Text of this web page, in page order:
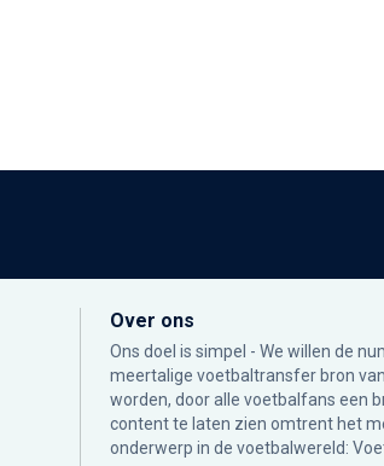
Over ons
Ons doel is simpel - We willen de
meertalige voetbaltransfer bron
worden, door alle voetbalfans een
content te laten zien omtrent het
onderwerp in de voetbalwereld: